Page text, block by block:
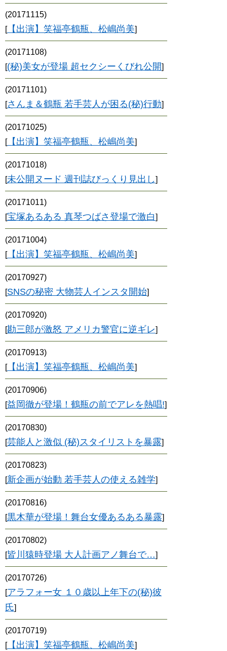
(20171115)
[【出演】笑福亭鶴瓶、松嶋尚美]
(20171108)
[(秘)美女が登場 超セクシーくびれ公開]
(20171101)
[さんま＆鶴瓶 若手芸人が困る(秘)行動]
(20171025)
[【出演】笑福亭鶴瓶、松嶋尚美]
(20171018)
[未公開ヌード 週刊誌びっくり見出し]
(20171011)
[宝塚あるある 真琴つばさ登場で激白]
(20171004)
[【出演】笑福亭鶴瓶、松嶋尚美]
(20170927)
[SNSの秘密 大物芸人インスタ開始]
(20170920)
[勘三郎が激怒 アメリカ警官に逆ギレ]
(20170913)
[【出演】笑福亭鶴瓶、松嶋尚美]
(20170906)
[益岡徹が登場！鶴瓶の前でアレを熱唱!]
(20170830)
[芸能人と激似 (秘)スタイリストを暴露]
(20170823)
[新企画が始動 若手芸人の使える雑学]
(20170816)
[黒木華が登場！舞台女優あるある暴露]
(20170802)
[皆川猿時登場 大人計画アノ舞台で…]
(20170726)
[アラフォー女 １０歳以上年下の(秘)彼
氏]
(20170719)
[【出演】笑福亭鶴瓶、松嶋尚美]